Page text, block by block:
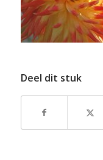
Deel dit stuk